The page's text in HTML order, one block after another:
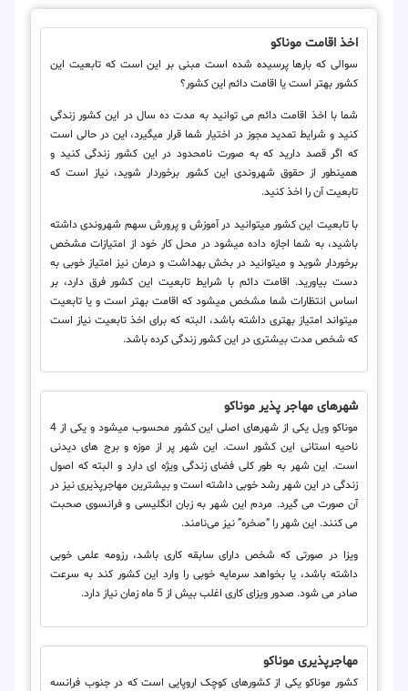
اخذ اقامت موناکو
سوالی که بارها پرسیده شده است مبنی بر این است که تابعیت این
کشور بهتر است یا اقامت دائم این کشور؟
شما با اخذ اقامت دائم می‎ توانید به مدت ده سال در این کشور زندگی
کنید و شرایط تمدید مجوز در اختیار شما قرار می‎گیرد، این در حالی است
که اگر قصد دارید که به صورت نامحدود در این کشور زندگی کنید و
همینطور از حقوق شهروندی این کشور برخوردار شوید، نیاز است که
تابعیت آن را اخذ کنید.
با تابعیت این کشور می‎توانید در آموزش و پرورش سهم شهروندی داشته
باشید، به شما اجازه داده می‎شود در محل کار خود از امتیازات مشخص
برخوردار شوید و می‎توانید در بخش بهداشت و درمان نیز امتیاز خوبی به
دست بیاورید. اقامت دائم با شرایط تابعیت این کشور فرق دارد، بر
اساس انتظارات شما مشخص می‎شود که اقامت بهتر است و یا تابعیت
می‎تواند امتیاز بهتری داشته باشد، البته که برای اخذ تابعیت نیاز است
که شخص مدت بیشتری در این کشور زندگی کرده باشد.
شهرهای مهاجر پذیر موناکو
موناکو ویل یکی از شهرهای اصلی این کشور محسوب می‎شود و یکی از 4
ناحیه استانی این کشور است. این شهر پر از موزه و برج های دیدنی
است. این شهر به طور کلی فضای زندگی ویژه ای دارد و البته که اصول
زندگی در این شهر رشد خوبی داشته است و بیشترین مهاجرپذیری نیز در
آن صورت می‎ گیرد. مردم این شهر به زبان انگلیسی و فرانسوی صحبت
می ‎کنند. این شهر را “صخره” نیز می‌نامند.
ویزا در صورتی که شخص دارای سابقه کاری باشد، رزومه علمی خوبی
داشته باشد، یا بخواهد سرمایه خوبی را وارد این کشور کند به سرعت
صادر می‎ شود. صدور ویزای کاری اغلب بیش از 5 ماه زمان نیاز دارد.
مهاجرپذیری موناکو
کشور موناکو یکی از کشورهای کوچک اروپایی است که در جنوب فرانسه